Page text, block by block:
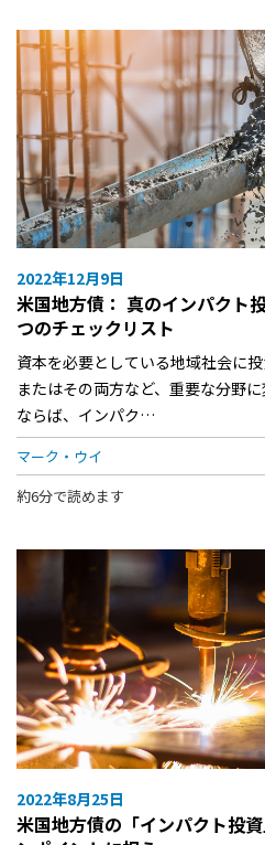
2022年12月9日
米国地方債： 真のインパクト
つのチェックリスト
資本を必要としている地域社会に
またはその両方など、重要な分野
ならば、インパク…
マーク・ウイ
約6分で読めます
2022年8月25日
米国地方債の「インパクト投